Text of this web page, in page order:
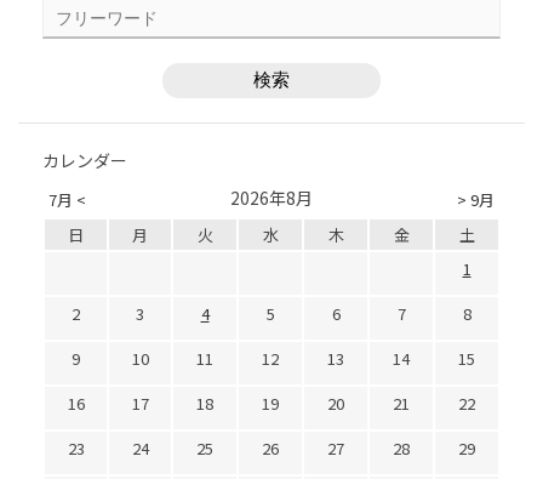
カレンダー
7月 < > 9月
2026年8月
日 月 火 水 木 金
土
1
2
3 4 5 6 7
8
9
10 11 12 13 14
15
16
17 18 19 20 21
22
23
24 25 26 27 28
29